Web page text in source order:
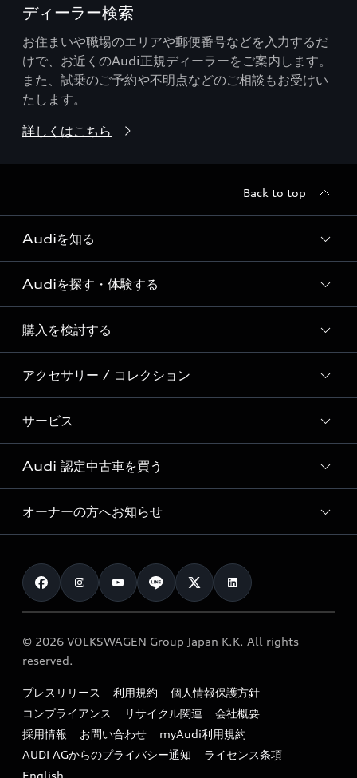
ディーラー検索
お住まいや職場のエリアや郵便番号などを入力するだ
けで、お近くのAudi正規ディーラーをご案内します。
また、試乗のご予約や不明点などのご相談もお受けい
たします。
詳しくはこちら
Back to top
Audiを知る
Audi ブランド
Story of Progress
Audi Sport
Formula 1®
デジタルサービス
Audiを探す・体験する
ディーラー検索
新車在庫検索
試乗車・展示車検索
見積り依頼
試乗予約
購入を検討する
モデル一覧
特別仕様モデル / 限定モデル
e-tronラインアップ
価格シミュレーション
車両比較
カタログ一覧
アクセサリー / コレクション
純正アクセサリー
オンラインショップ
Audi collection
アウディナビアプリ
サービス
サービス入庫予約
サービスプログラム
メンテナンス
車検 / 定期点検
e-tronアフターサポート
myAudi
Audi 認定中古車を買う
Audi認定中古車
クオリティ
保証
メンテナンス
ファイナンス
キャンペーン / イベント
買取査定
オーナーの方へお知らせ
お知らせ
オーナー様向けキャンペーン
特定整備適用車一覧
リサイクル法
よくある質問（FAQ）
© 2026 VOLKSWAGEN Group Japan K.K. All rights
reserved.
プレスリリース 利用規約
個人情報保護方針
コンプライアンス
リサイクル関連
会社概要
採用情報
お問い合わせ
myAudi利用規約
AUDI AGからのプライバシー通知
ライセンス条項
English